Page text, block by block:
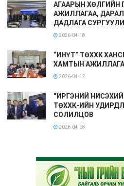
АГААРЫН ХӨЛГИЙН
АЖИЛЛАГАА,
ДАДЛАГА
2026-04-18
“ИНҮТ” ТӨХХК
ХАМТЫН
2026-04-12
“ИРГЭНИЙ
ТӨХХК-ИЙН
СОЛИЛЦОВ
2026-04-08